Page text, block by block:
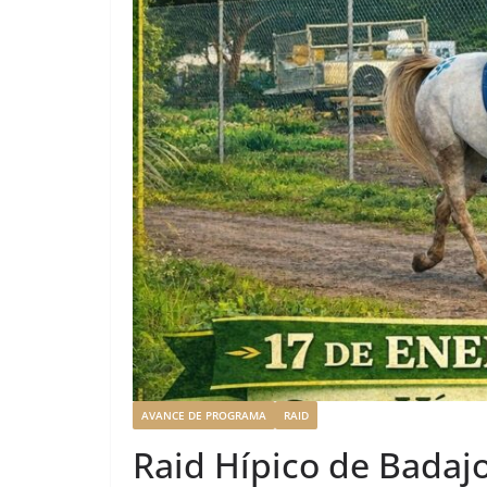
AVANCE DE PROGRAMA RAID
Raid Hípico de